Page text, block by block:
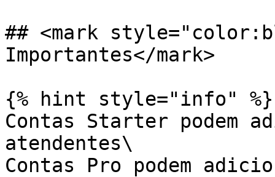
## <mark
Importantes</mark>
{% hint style="info" %}
Contas Starter podem
atendentes\
Contas Pro podem